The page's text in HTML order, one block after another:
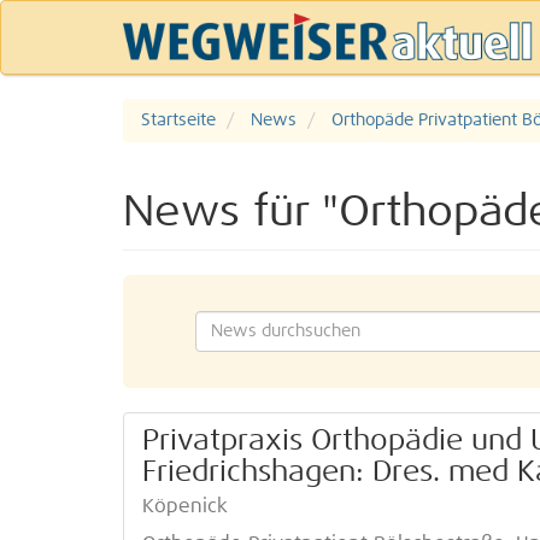
Startseite News Orthopäde Privatpatient
News für
Privatpraxis Orthopädie und
Friedrichshagen: Dres. med
Köpenick